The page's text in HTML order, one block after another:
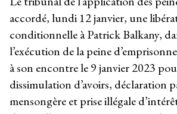
accordé, lundi 12 janvier, une
conditionnelle à Patrick Balkany,
l’exécution de la peine
à son encontre le 9 janvier 2023
dissimulation d’avoirs, déclaration
mensongère et prise illégale